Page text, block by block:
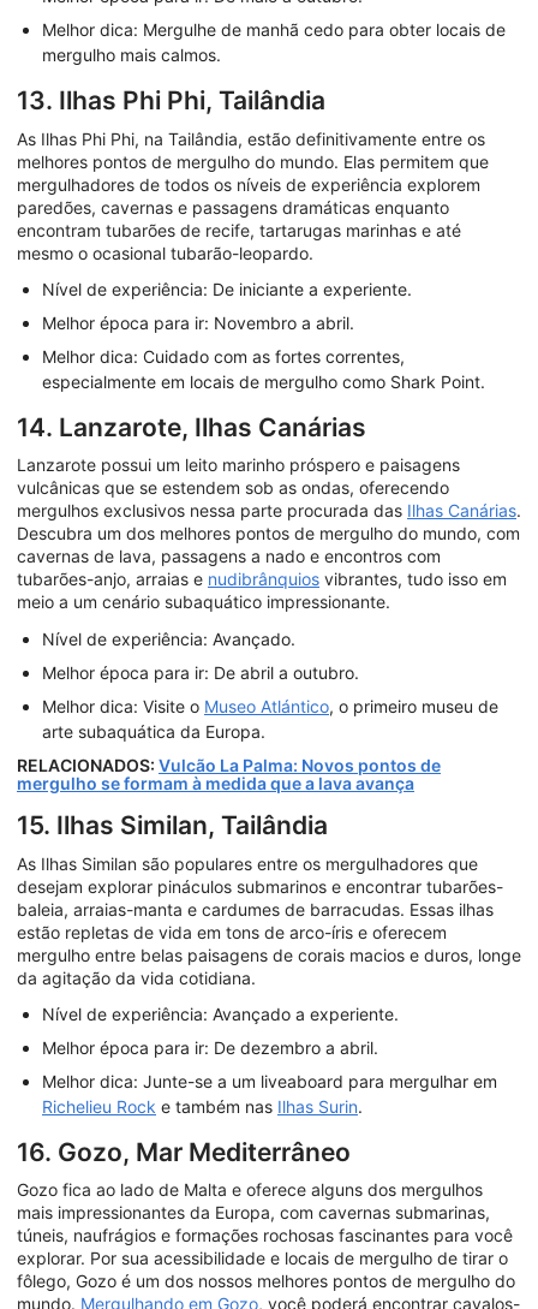
Melhor dica: Mergulhe de manhã cedo para obter locais de
mergulho mais calmos.
13. Ilhas Phi Phi, Tailândia
As Ilhas Phi Phi, na Tailândia, estão definitivamente entre os
melhores pontos de mergulho do mundo. Elas permitem que
mergulhadores de todos os níveis de experiência explorem
paredões, cavernas e passagens dramáticas enquanto
encontram tubarões de recife, tartarugas marinhas e até
mesmo o ocasional tubarão-leopardo.
Nível de experiência: De iniciante a experiente.
Melhor época para ir: Novembro a abril.
Melhor dica: Cuidado com as fortes correntes,
especialmente em locais de mergulho como Shark Point.
14. Lanzarote, Ilhas Canárias
Lanzarote possui um leito marinho próspero e paisagens
vulcânicas que se estendem sob as ondas, oferecendo
mergulhos exclusivos nessa parte procurada das Ilhas Canárias.
Descubra um dos melhores pontos de mergulho do mundo, com
cavernas de lava, passagens a nado e encontros com
tubarões-anjo, arraias e nudibrânquios vibrantes, tudo isso em
meio a um cenário subaquático impressionante.
Nível de experiência: Avançado.
Melhor época para ir: De abril a outubro.
Melhor dica: Visite o Museo Atlántico, o primeiro museu de
arte subaquática da Europa.
RELACIONADOS: Vulcão La Palma: Novos pontos de
mergulho se formam à medida que a lava avança
15. Ilhas Similan, Tailândia
As Ilhas Similan são populares entre os mergulhadores que
desejam explorar pináculos submarinos e encontrar tubarões-
baleia, arraias-manta e cardumes de barracudas. Essas ilhas
estão repletas de vida em tons de arco-íris e oferecem
mergulho entre belas paisagens de corais macios e duros, longe
da agitação da vida cotidiana.
Nível de experiência: Avançado a experiente.
Melhor época para ir: De dezembro a abril.
Melhor dica: Junte-se a um liveaboard para mergulhar em
Richelieu Rock e também nas Ilhas Surin.
16. Gozo, Mar Mediterrâneo
Gozo fica ao lado de Malta e oferece alguns dos mergulhos
mais impressionantes da Europa, com cavernas submarinas,
túneis, naufrágios e formações rochosas fascinantes para você
explorar. Por sua acessibilidade e locais de mergulho de tirar o
fôlego, Gozo é um dos nossos melhores pontos de mergulho do
mundo. Mergulhando em Gozo, você poderá encontrar cavalos-